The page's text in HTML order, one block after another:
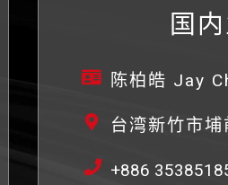
国
陈柏皓 Jay
台湾新竹市
+886